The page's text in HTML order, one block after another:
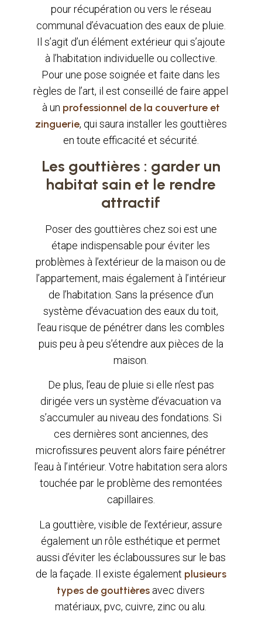
pour récupération ou vers le réseau
communal d’évacuation des eaux de pluie.
Il s’agit d’un élément extérieur qui s’ajoute
à l’habitation individuelle ou collective.
Pour une pose soignée et faite dans les
règles de l’art, il est conseillé de faire appel
à un professionnel de la couverture et
zinguerie, qui saura installer les gouttières
en toute efficacité et sécurité.
Les gouttières : garder un
habitat sain et le rendre
attractif
Poser des gouttières chez soi est une
étape indispensable pour éviter les
problèmes à l’extérieur de la maison ou de
l’appartement, mais également à l’intérieur
de l’habitation. Sans la présence d’un
système d’évacuation des eaux du toit,
l’eau risque de pénétrer dans les combles
puis peu à peu s’étendre aux pièces de la
maison.
De plus, l’eau de pluie si elle n’est pas
dirigée vers un système d’évacuation va
s’accumuler au niveau des fondations. Si
ces dernières sont anciennes, des
microfissures peuvent alors faire pénétrer
l’eau à l’intérieur. Votre habitation sera alors
touchée par le problème des remontées
capillaires.
La gouttière, visible de l’extérieur, assure
également un rôle esthétique et permet
aussi d’éviter les éclaboussures sur le bas
de la façade. Il existe également plusieurs
types de gouttières avec divers
matériaux, pvc, cuivre, zinc ou alu.